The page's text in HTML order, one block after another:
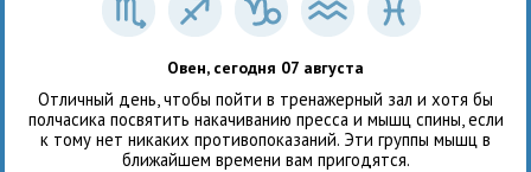
Овен, сегодня 07 августа
Отличный день, чтобы пойти в тренажерный зал и хотя бы
полчасика посвятить накачиванию пресса и мышц спины, если
к тому нет никаких противопоказаний. Эти группы мышц в
ближайшем времени вам пригодятся.